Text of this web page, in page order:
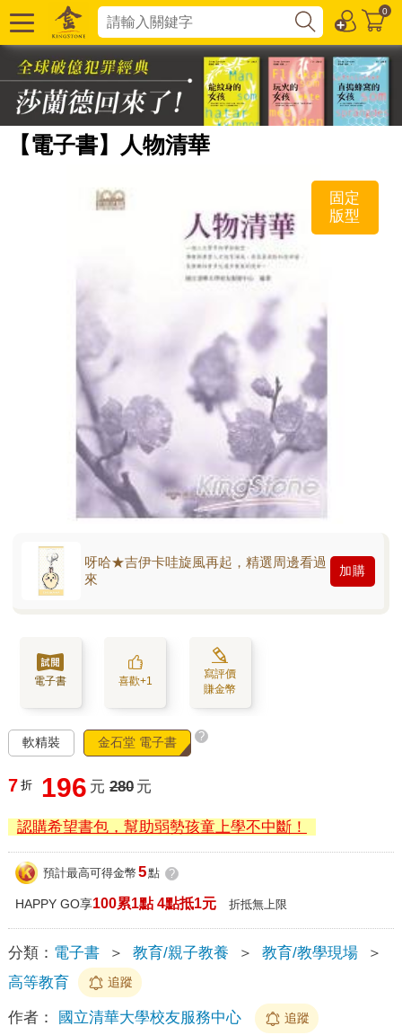
0
【電子書】人物清華
固定
版型
呀哈★吉伊卡哇旋風再起，精選周邊看過
來
加購
電子書 喜歡+1
寫評價
賺金幣
軟精裝 金石堂 電子書 ?
7 折 196 元 280 元
認購希望書包，幫助弱勢孩童上學不中斷！
預計最高可得金幣 5點 ?
HAPPY GO享100累1點 4點抵1元 折抵無上限
分類： 電子書 ＞ 教育/親子教養 ＞ 教育/教學現場
＞
高等教育
追蹤
作者： 國立清華大學校友服務中心 追蹤